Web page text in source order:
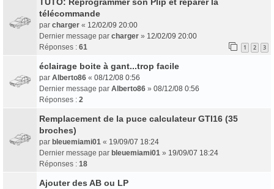
télécommande
par charger « 12/02/09 20:00
Dernier message par charger » 12/02/09 20:00
Réponses : 61 1 2 3
éclairage boite à gant...trop facile
par Alberto86 « 08/12/08 0:56
Dernier message par Alberto86 » 08/12/08 0:56
Réponses : 2
Remplacement de la puce calculateur GTI16 (35
broches)
par bleuemiami01 « 19/09/07 18:24
Dernier message par bleuemiami01 » 19/09/07 18:24
Réponses : 18
Ajouter des AB ou LP